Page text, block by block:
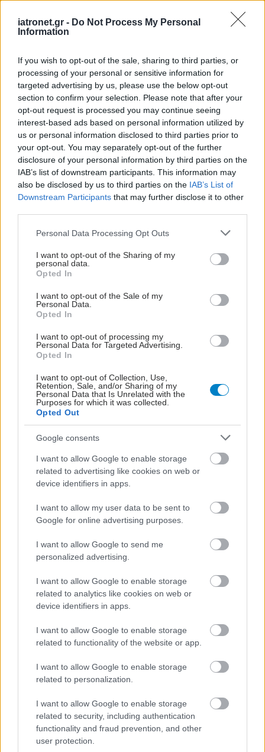
iatronet.gr - Do Not Process My Personal
Information
If you wish to opt-out of the sale, sharing to third parties, or
processing of your personal or sensitive information for
targeted advertising by us, please use the below opt-out
section to confirm your selection. Please note that after your
opt-out request is processed you may continue seeing
interest-based ads based on personal information utilized by
us or personal information disclosed to third parties prior to
your opt-out. You may separately opt-out of the further
disclosure of your personal information by third parties on the
IAB’s list of downstream participants. This information may
also be disclosed by us to third parties on the IAB’s List of
Downstream Participants that may further disclose it to other
Please note that this website/app uses one or more Google
not limited to your visit or usage behaviour. You may click to
grant or deny consent to Google and its third-party tags to
use your data for below specified purposes in below Google
consent section.
Personal Data Processing Opt Outs
I want to opt-out of the Sharing of my
personal data.
Opted In
I want to opt-out of the Sale of my
Personal Data.
Opted In
I want to opt-out of processing my
Personal Data for Targeted Advertising.
Opted In
I want to opt-out of Collection, Use,
Retention, Sale, and/or Sharing of my
Personal Data that Is Unrelated with the
Purposes for which it was collected.
Opted Out
Google consents
I want to allow Google to enable storage
related to advertising like cookies on web or
device identifiers in apps.
I want to allow my user data to be sent to
Google for online advertising purposes.
I want to allow Google to send me
personalized advertising.
I want to allow Google to enable storage
related to analytics like cookies on web or
device identifiers in apps.
I want to allow Google to enable storage
related to functionality of the website or app.
I want to allow Google to enable storage
related to personalization.
I want to allow Google to enable storage
related to security, including authentication
functionality and fraud prevention, and other
user protection.
ΜΠΕΙΤΕ ΣΤΗ ΣΥΖΗΤΗΣΗ